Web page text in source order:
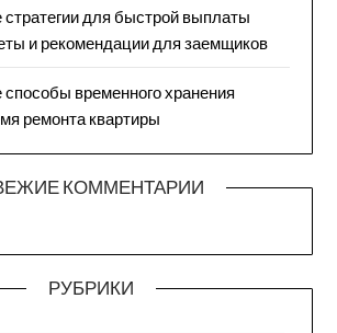
для быстрой выплаты
и рекомендации для заемщиков
временного хранения
ремонта квартиры
КОММЕНТАРИИ
РУБРИКИ